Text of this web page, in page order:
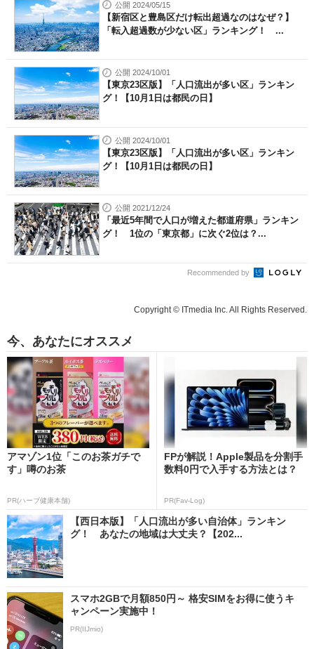
公開 2024/05/15
【新宿区と豊島区だけ転出超過なのはなぜ？】
「転入超過数が少ない区」ランキング！ ...
公開 2024/10/01
【東京23区版】「人口流出が多い区」ランキン
グ！【10月1日は都民の日】
公開 2024/10/01
【東京23区版】「人口流出が多い区」ランキン
グ！【10月1日は都民の日】
公開 2021/12/24
「最近5年間で人口が増えた都道府県」ランキン
グ！ 1位の「東京都」に次ぐ2位は？...
Recommended by
Copyright © ITmedia Inc. All Rights Reserved.
今、あなたにオススメ
アマゾン1位「このお茶ガチで
す」噂のお茶
PR(ハーブ健康本舗)
FPが解説！Apple製品を分割手
数料0円で入手する方法とは？
PR(Fav-Log)
【西日本版】「人口流出が多い自治体」ランキン
グ！ あなたの地域は大丈夫？【202...
スマホ2GBで月額850円～ 格安SIMをお得に使うキ
ャンペーン実施中！
PR(IIJmio)